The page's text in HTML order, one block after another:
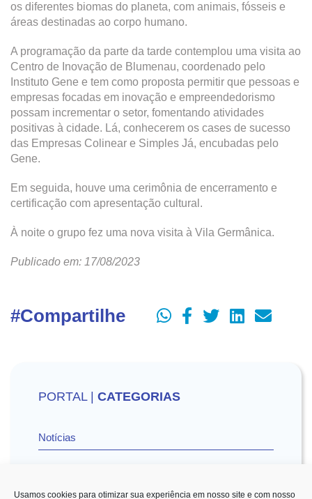
Usamos cookies para otimizar sua experiência em nosso site e com nosso
os diferentes biomas do planeta, com animais, fósseis e
áreas destinadas ao corpo humano.
A programação da parte da tarde contemplou uma visita ao
Centro de Inovação de Blumenau, coordenado pelo
Instituto Gene e tem como proposta permitir que pessoas e
empresas focadas em inovação e empreendedorismo
possam incrementar o setor, fomentando atividades
positivas à cidade. Lá, conhecerem os cases de sucesso
das Empresas Colinear e Simples Já, encubadas pelo
Gene.
Em seguida, houve uma cerimônia de encerramento e
certificação com apresentação cultural.
À noite o grupo fez uma nova visita à Vila Germânica.
Publicado em: 17/08/2023
#Compartilhe
PORTAL | CATEGORIAS
Notícias